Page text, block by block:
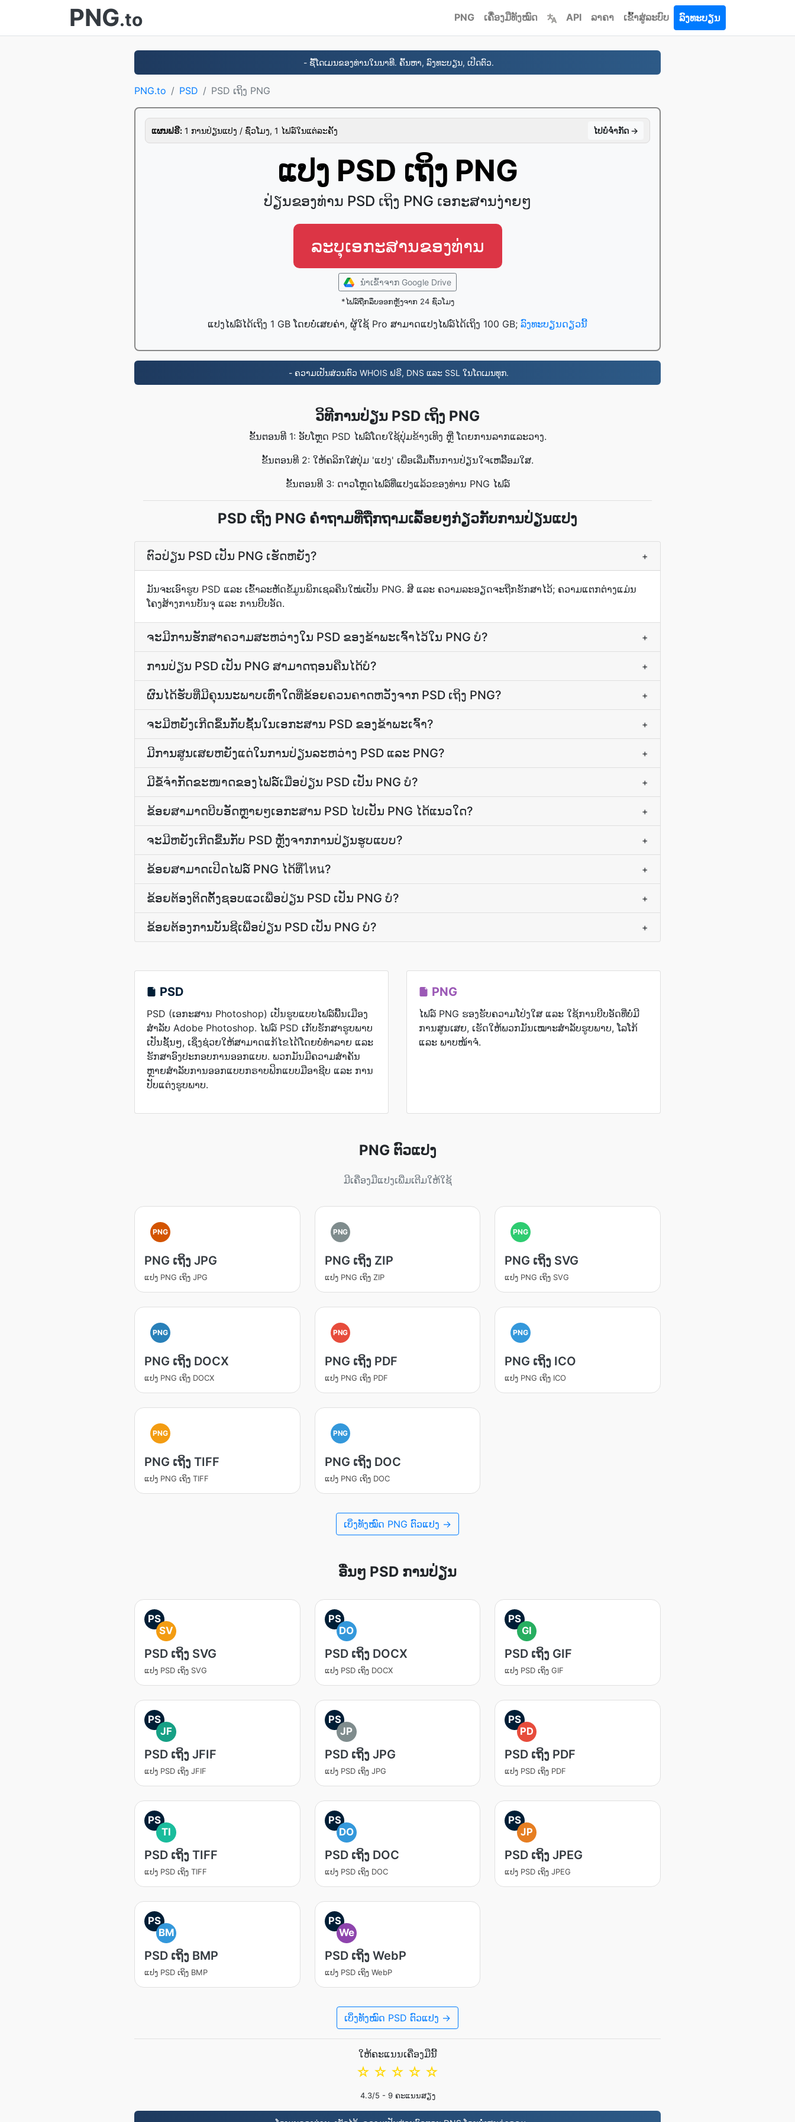
PNG.to PNG ເຄື່ອງມືທັງໝົດ API ລາຄາ ເຂົ້າ​ສູ່​ລະ​ບົບ ລົງທະບຽນ
- ຊື້ໂດເມນຂອງທ່ານໃນນາທີ. ຄົ້ນຫາ, ລົງທະບຽນ, ເປີດຕົວ.
PNG.to PSD PSD ເຖິງ PNG
ແຜນຟຣີ: 1 ການປ່ຽນແປງ / ຊົ່ວໂມງ, 1 ໄຟລ໌ໃນແຕ່ລະຄັ້ງ ໄປ​ບໍ່​ຈໍາກັດ →
ແປງ PSD ເຖິງ PNG
ປ່ຽນຂອງທ່ານ PSD ເຖິງ PNG ເອກະສານ​ງ່າຍໆ
ລະບຸ​ເອກະສານ​ຂອງທ່ານ
ນໍາເຂົ້າ​ຈາກ Google Drive
*ໄຟລ໌ຖືກລຶບອອກຫຼັງຈາກ 24 ຊົ່ວໂມງ
ແປງໄຟລ໌ໄດ້ເຖິງ 1 GB ໂດຍບໍ່ເສຍຄ່າ, ຜູ້ໃຊ້ Pro ສາມາດແປງໄຟລ໌ໄດ້ເຖິງ 100 GB; ລົງທະບຽນດຽວນີ້
- ຄວາມເປັນສ່ວນຕົວ WHOIS ຟຣີ, DNS ແລະ SSL ໃນໂດເມນທຸກ.
ວິທີການປ່ຽນ PSD ເຖິງ PNG
ຂັ້ນຕອນທີ 1: ອັບໂຫຼດ PSD ໄຟລ໌ໂດຍໃຊ້ປຸ່ມຂ້າງເທິງ ຫຼື ໂດຍການລາກແລະວາງ.
ຂັ້ນຕອນທີ 2: ໃຫ້ຄລິກໃສ່ປຸ່ມ 'ແປງ' ເພື່ອເລີ່ມຕົ້ນການປ່ຽນໃຈເຫລື້ອມໃສ.
ຂັ້ນຕອນທີ 3: ດາວໂຫຼດໄຟລ໌ທີ່ແປງແລ້ວຂອງທ່ານ PNG ໄຟລ໌
PSD ເຖິງ PNG ຄຳຖາມທີ່ຖືກຖາມເລື້ອຍໆກ່ຽວກັບການປ່ຽນແປງ
ຕົວປ່ຽນ PSD ເປັນ PNG ເຮັດຫຍັງ? +
ມັນ​ຈະ​ເອົາ​ຮູບ PSD ແລະ ​ເຂົ້າລະຫັດ​ຂໍ້ມູນ​ພິກເຊລ​ຄືນ​ໃໝ່​ເປັນ PNG. ​ສີ ແລະ ຄວາມ​ລະອຽດ​ຈະ​ຖືກ​ຮັກສາ​ໄວ້; ຄວາມ​ແຕກຕ່າງ​ແມ່ນ​
ໂຄງສ້າງ​ການ​ບັນຈຸ ແລະ ການ​ບີບອັດ.
ຈະມີການຮັກສາຄວາມສະຫວ່າງໃນ PSD ຂອງຂ້າພະເຈົ້າໄວ້ໃນ PNG ບໍ? +
ການ​ປ່ຽນ PSD ເປັນ PNG ສາມາດ​ຖອນ​ຄືນ​ໄດ້​ບໍ? +
ຜົນໄດ້ຮັບທີ່ມີຄຸນນະພາບເທົ່າໃດທີ່ຂ້ອຍຄວນຄາດຫວັງຈາກ PSD ເຖິງ PNG? +
ຈະມີຫຍັງເກີດຂຶ້ນກັບຊັ້ນໃນເອກະສານ PSD ຂອງຂ້າພະເຈົ້າ? +
ມີການສູນເສຍຫຍັງແດ່ໃນການປ່ຽນລະຫວ່າງ PSD ແລະ PNG? +
ມີຂໍ້ຈໍາກັດຂະໜາດຂອງໄຟລ໌ເມື່ອປ່ຽນ PSD ເປັນ PNG ບໍ? +
ຂ້ອຍສາມາດບີບອັດຫຼາຍໆເອກະສານ PSD ໄປເປັນ PNG ໄດ້ແນວໃດ? +
ຈະມີຫຍັງເກີດຂື້ນກັບ PSD ຫຼັງຈາກການປ່ຽນຮູບແບບ? +
ຂ້ອຍສາມາດເປີດໄຟລ໌ PNG ໄດ້ທີ່ไหน? +
ຂ້ອຍ​ຕ້ອງ​ຕິດຕັ້ງ​ຊອບແວ​ເພື່ອ​ປ່ຽນ PSD ເປັນ PNG ບໍ? +
ຂ້ອຍ​ຕ້ອງການ​ບັນຊີ​ເພື່ອ​ປ່ຽນ PSD ເປັນ PNG ບໍ? +
PSD
PSD (ເອກະສານ Photoshop) ເປັນຮູບແບບໄຟລ໌ພື້ນເມືອງ
ສຳລັບ Adobe Photoshop. ໄຟລ໌ PSD ເກັບຮັກສາຮູບພາບ
ເປັນຊັ້ນໆ, ເຊິ່ງຊ່ວຍໃຫ້ສາມາດແກ້ໄຂໄດ້ໂດຍບໍ່ທຳລາຍ ແລະ
ຮັກສາອົງປະກອບການອອກແບບ. ພວກມັນມີຄວາມສຳຄັນ
ຫຼາຍສຳລັບການອອກແບບກຣາບຟິກແບບມືອາຊີບ ແລະ ການ
ປັບແຕ່ງຮູບພາບ.
PNG
ໄຟລ໌ PNG ຮອງຮັບຄວາມໂປ່ງໃສ ແລະ ໃຊ້ການບີບອັດທີ່ບໍ່ມີ
ການສູນເສຍ, ເຮັດໃຫ້ພວກມັນເໝາະສຳລັບຮູບພາບ, ໂລໂກ້
ແລະ ພາບໜ້າຈໍ.
PNG ຕົວແປງ
ມີເຄື່ອງມືແປງເພີ່ມເຕີມໃຫ້ໃຊ້
PNG
PNG ເຖິງ JPG
ແປງ PNG ເຖິງ JPG
PNG
PNG ເຖິງ ZIP
ແປງ PNG ເຖິງ ZIP
PNG
PNG ເຖິງ SVG
ແປງ PNG ເຖິງ SVG
PNG
PNG ເຖິງ DOCX
ແປງ PNG ເຖິງ DOCX
PNG
PNG ເຖິງ PDF
ແປງ PNG ເຖິງ PDF
PNG
PNG ເຖິງ ICO
ແປງ PNG ເຖິງ ICO
PNG
PNG ເຖິງ TIFF
ແປງ PNG ເຖິງ TIFF
PNG
PNG ເຖິງ DOC
ແປງ PNG ເຖິງ DOC
ເບິ່ງທັງໝົດ PNG ຕົວແປງ →
ອື່ນໆ PSD ການປ່ຽນ
PS
SV
PSD ເຖິງ SVG
ແປງ PSD ເຖິງ SVG
PS
DO
PSD ເຖິງ DOCX
ແປງ PSD ເຖິງ DOCX
PS
GI
PSD ເຖິງ GIF
ແປງ PSD ເຖິງ GIF
PS
JF
PSD ເຖິງ JFIF
ແປງ PSD ເຖິງ JFIF
PS
JP
PSD ເຖິງ JPG
ແປງ PSD ເຖິງ JPG
PS
PD
PSD ເຖິງ PDF
ແປງ PSD ເຖິງ PDF
PS
TI
PSD ເຖິງ TIFF
ແປງ PSD ເຖິງ TIFF
PS
DO
PSD ເຖິງ DOC
ແປງ PSD ເຖິງ DOC
PS
JP
PSD ເຖິງ JPEG
ແປງ PSD ເຖິງ JPEG
PS
BM
PSD ເຖິງ BMP
ແປງ PSD ເຖິງ BMP
PS
We
PSD ເຖິງ WebP
ແປງ PSD ເຖິງ WebP
ເບິ່ງທັງໝົດ PSD ຕົວແປງ →
ໃຫ້ຄະແນນເຄື່ອງມືນີ້
☆
☆
☆
☆
☆
4.3/5 - 9ຄະແນນສຽງ